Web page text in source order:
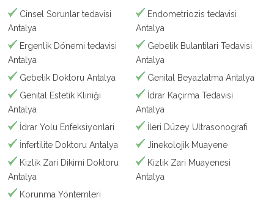
Cinsel Sorunlar tedavisi
Antalya
Endometriozis tedavisi
Antalya
Ergenlik Dönemi tedavisi
Antalya
Gebelik Bulantilari Tedavisi
Antalya
Gebelik Doktoru Antalya
Genital Beyazlatma Antalya
Genital Estetik Kliniği
Antalya
İdrar Kaçirma Tedavisi
Antalya
İdrar Yolu Enfeksiyonlari
İleri Düzey Ultrasonografi
İnfertilite Doktoru Antalya
Jinekolojik Muayene
Kizlik Zari Dikimi Doktoru
Antalya
Kizlik Zari Muayenesi
Antalya
Korunma Yöntemleri